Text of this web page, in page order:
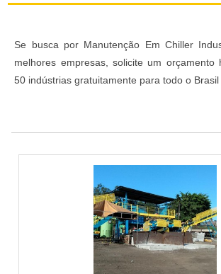
Se busca por Manutenção Em Chiller
melhores empresas, solicite um orçamento
50 indústrias gratuitamente para todo o Brasil